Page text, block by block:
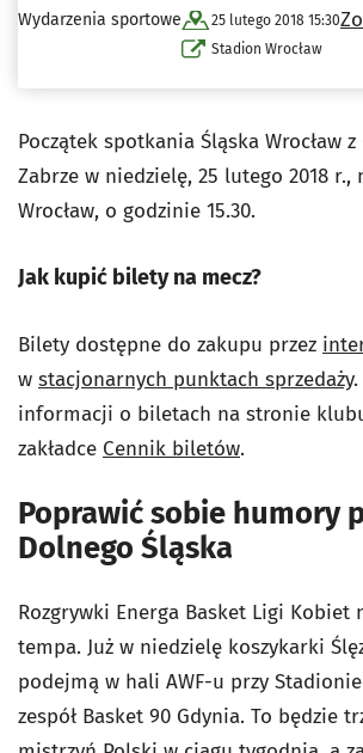
Wydarzenia sportowe
25 lutego 2018 15:30
Stadion Wrocław
Początek spotkania Śląska Wrocław
Zabrze w niedzielę, 25 lutego 2018 r.,
Wrocław, o godzinie 15.30.
Jak kupić bilety na mecz?
Bilety dostępne do zakupu przez
w stacjonarnych punktach sprzedaży.
informacji o biletach na stronie
zakładce Cennik biletów.
Poprawić sobie humory
Dolnego Śląska
Rozgrywki Energa Basket Ligi Kobiet
tempa. Już w niedzielę koszykarki
podejmą w hali AWF-u przy
zespół Basket 90 Gdynia. To będzie